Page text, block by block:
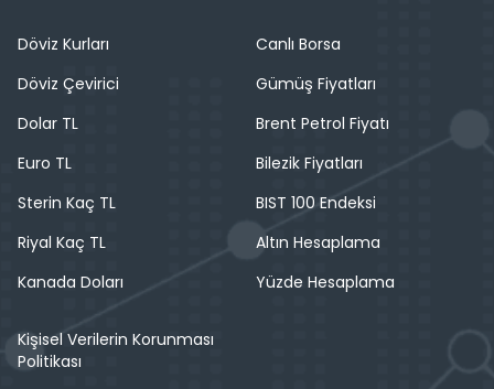
Döviz Kurları
Döviz Çevirici
Dolar TL
Euro TL
Sterin Kaç TL
Riyal Kaç TL
Kanada Doları
Canlı Borsa
Gümüş Fiyatları
Brent Petrol Fiyatı
Bilezik Fiyatları
BIST 100 Endeksi
Altın Hesaplama
Yüzde Hesaplama
Kişisel Verilerin Korunması
Politikası